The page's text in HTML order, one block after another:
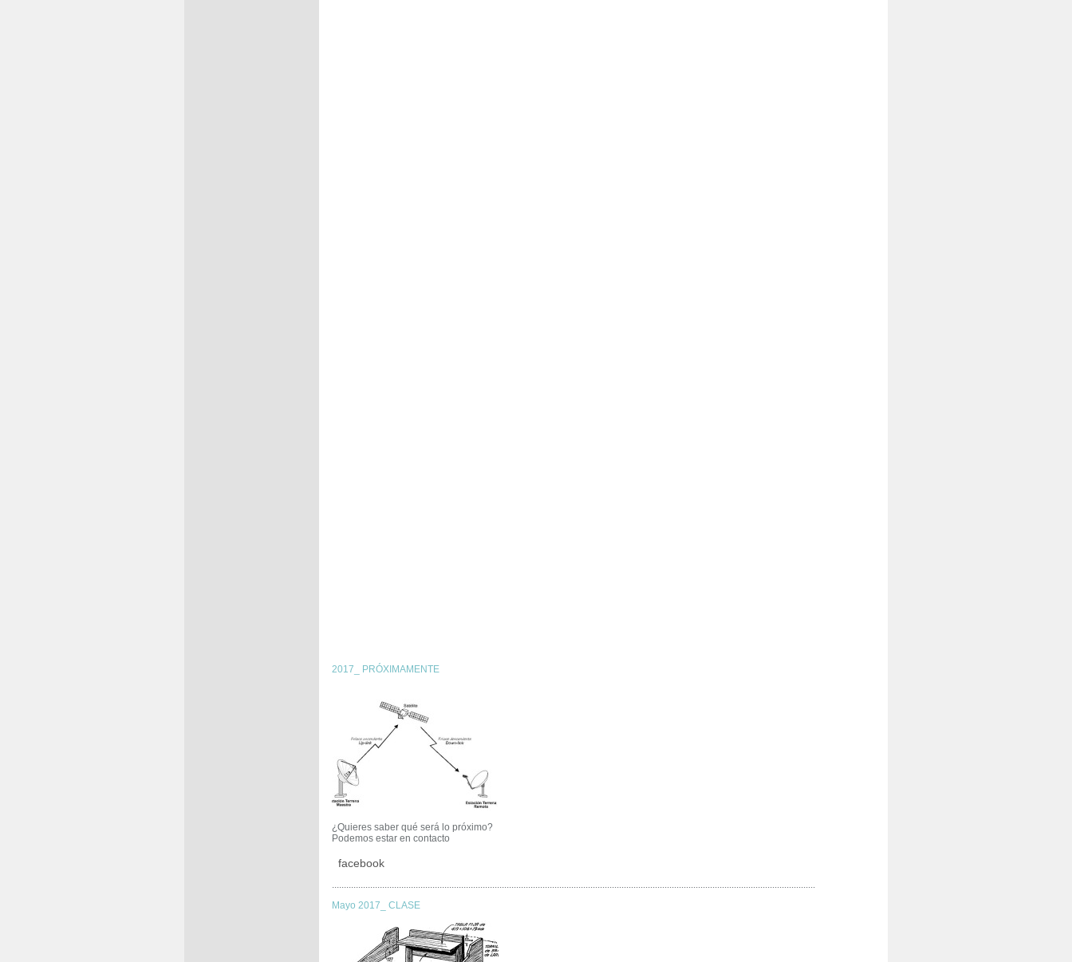
2017_ PRÓXIMAMENTE
¿Quieres saber qué será lo próximo?
Podemos estar en contacto
facebook
..........................................................................................................................................................................................................
Mayo 2017_ CLASE